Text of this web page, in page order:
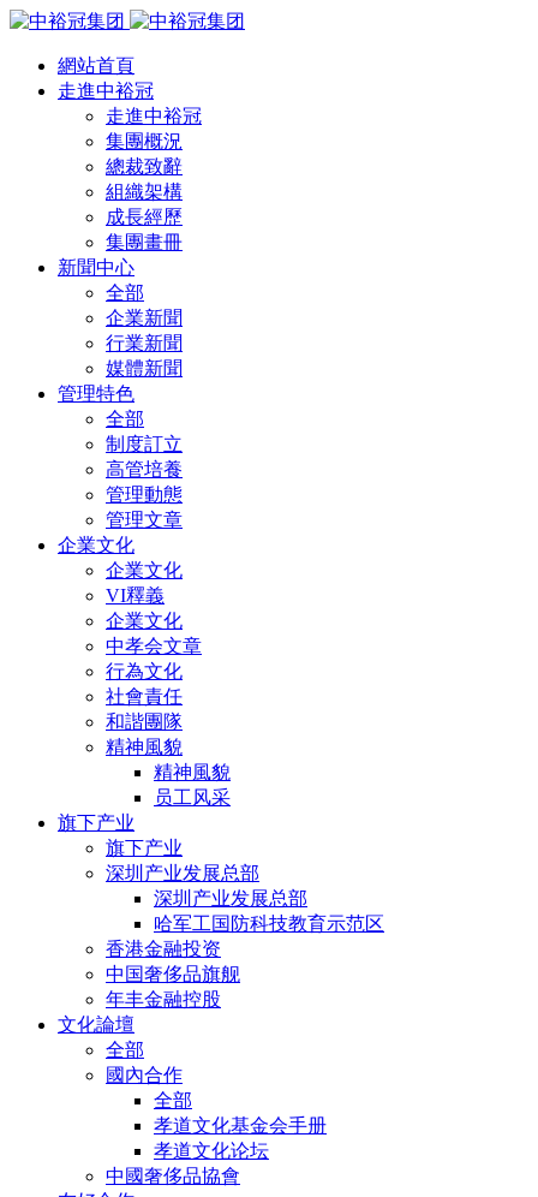
網站首頁
走進中裕冠
走進中裕冠
集團概況
總裁致辭
組織架構
成長經歷
集團畫冊
新聞中心
全部
企業新聞
行業新聞
媒體新聞
管理特色
全部
制度訂立
高管培養
管理動態
管理文章
企業文化
企業文化
VI釋義
企業文化
中孝会文章
行為文化
社會責任
和諧團隊
精神風貌
精神風貌
员工风采
旗下产业
旗下产业
深圳产业发展总部
深圳产业发展总部
哈军工国防科技教育示范区
香港金融投资
中国奢侈品旗舰
年丰金融控股
文化論壇
全部
國內合作
全部
孝道文化基金会手册
孝道文化论坛
中國奢侈品協會